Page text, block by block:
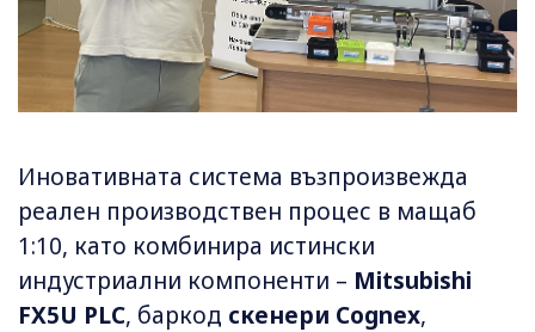
Иновативната система възпроизвежда
реален производствен процес в мащаб
1:10, като комбинира истински
индустриални компоненти – Mitsubishi
FX5U PLC, баркод скенери Cognex,